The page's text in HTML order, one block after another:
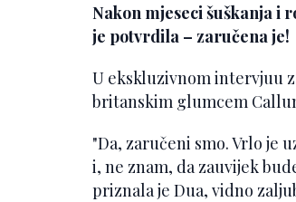
Nakon mjeseci šuškanja i
je potvrdila – zaručena je!
U ekskluzivnom intervjuu
britanskim glumcem
"Da, zaručeni smo. Vrlo je
i, ne znam, da zauvijek
priznala je Dua, vidno